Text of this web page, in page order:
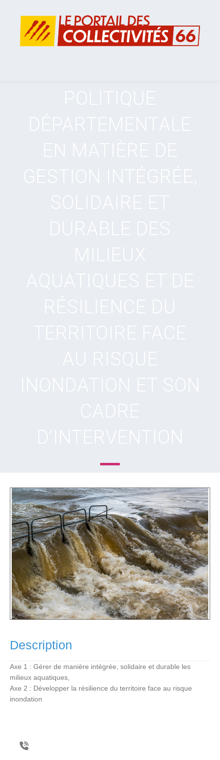
Description
Axe 1 : Gérer de manière intégrée, solidaire et durable les
milieux aquatiques,
Axe 2 : Développer la résilience du territoire face au risque
inondation
CONTACTS